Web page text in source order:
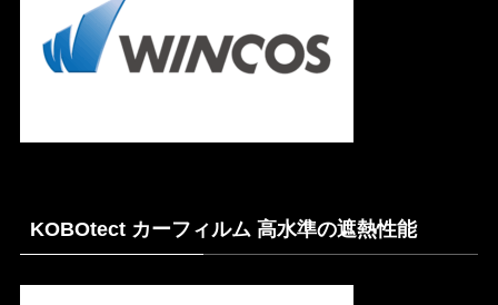
KOBOtect カーフィルム 高水準の遮熱性能